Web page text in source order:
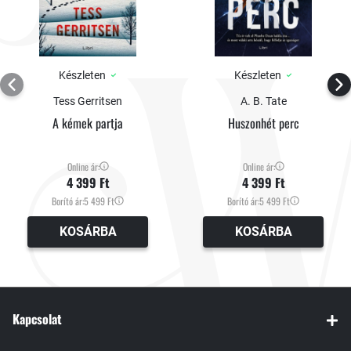
Készleten
Tess Gerritsen
A kémek partja
Online ár:
4 399 Ft
Borító ár:5 499 Ft
KOSÁRBA
Készleten
A. B. Tate
Huszonhét perc
Online ár:
4 399 Ft
Borító ár:5 499 Ft
KOSÁRBA
Kapcsolat